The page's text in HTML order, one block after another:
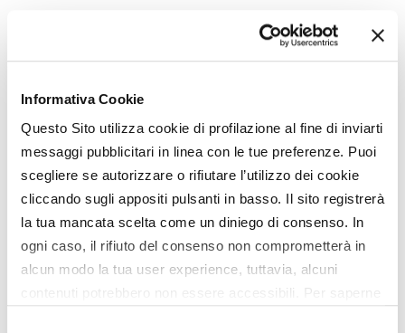
Informativa Cookie
Questo Sito utilizza cookie di profilazione al fine di inviarti
messaggi pubblicitari in linea con le tue preferenze. Puoi
scegliere se autorizzare o rifiutare l’utilizzo dei cookie
cliccando sugli appositi pulsanti in basso. Il sito registrerà
la tua mancata scelta come un diniego di consenso. In
ogni caso, il rifiuto del consenso non comprometterà in
alcun modo la tua user experience, tuttavia, alcuni
contenuti potrebbero non essere accessibili. Per saperne
NEWS